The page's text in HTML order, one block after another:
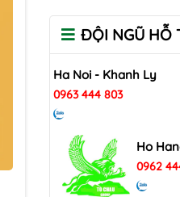
ĐỘI NGŨ HỖ
Ha Noi - Khanh Ly
0963 444 803
Ho
0962